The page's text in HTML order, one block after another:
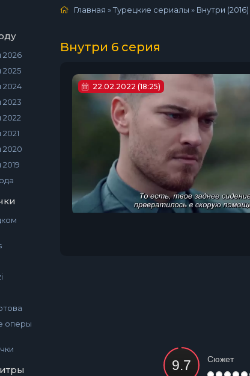
оперы
Главная »Турецкие сериалы » Внутри (2016)
Внутри 6 серия
22.02.2022 (18:25)
Сюжет